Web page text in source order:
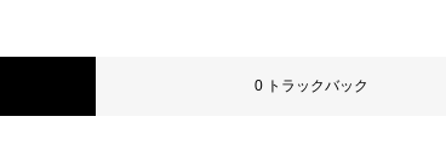
0 トラックバック